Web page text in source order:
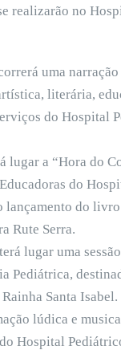
realizarão no
uma
literária,
do Hospital
lugar a “Hora do
do
lançamento do
Rute Serra.
lugar uma
Santa Isabel.
lúdica e
Hospital